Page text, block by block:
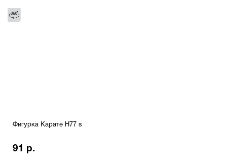
Фигурка Карате H77 s
91 р.